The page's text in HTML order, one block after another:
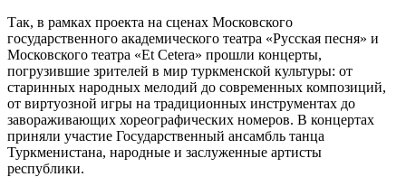
Так, в рамках проекта на сценах Московского
государственного академического театра «Русская песня» и
Московского театра «Et Cetera» прошли концерты,
погрузившие зрителей в мир туркменской культуры: от
старинных народных мелодий до современных композиций,
от виртуозной игры на традиционных инструментах до
завораживающих хореографических номеров. В концертах
приняли участие Государственный ансамбль танца
Туркменистана, народные и заслуженные артисты
республики.